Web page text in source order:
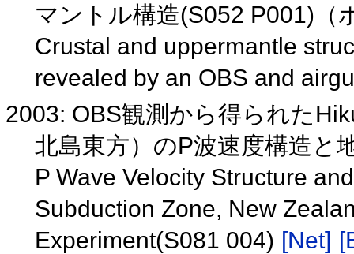
マントル構造(S052 P001)
Crustal and uppermantle
revealed by an OBS and
2003: OBS観測から得られた
北島東方）のP波速度構造と
P Wave Velocity Structure
Subduction Zone, New
Experiment(S081 004) [Net]